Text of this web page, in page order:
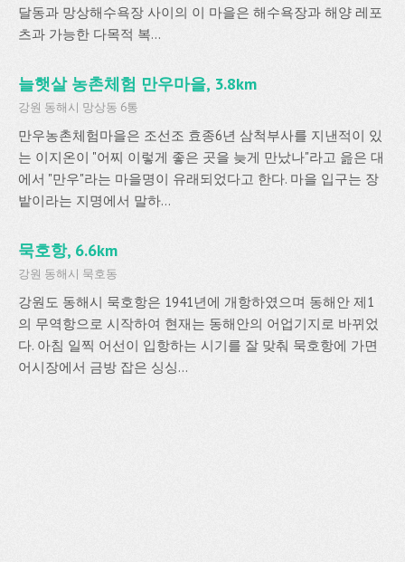
달동과 망상해수욕장 사이의 이 마을은 해수욕장과 해양 레포
츠과 가능한 다목적 복...
늘햇살 농촌체험 만우마을, 3.8km
강원 동해시 망상동 6통
만우농촌체험마을은 조선조 효종6년 삼척부사를 지낸적이 있
는 이지온이 "어찌 이렇게 좋은 곳을 늦게 만났나"라고 읊은 대
에서 "만우"라는 마을명이 유래되었다고 한다. 마을 입구는 장
밭이라는 지명에서 말하...
묵호항, 6.6km
강원 동해시 묵호동
강원도 동해시 묵호항은 1941년에 개항하였으며 동해안 제1
의 무역항으로 시작하여 현재는 동해안의 어업기지로 바뀌었
다. 아침 일찍 어선이 입항하는 시기를 잘 맞춰 묵호항에 가면
어시장에서 금방 잡은 싱싱...